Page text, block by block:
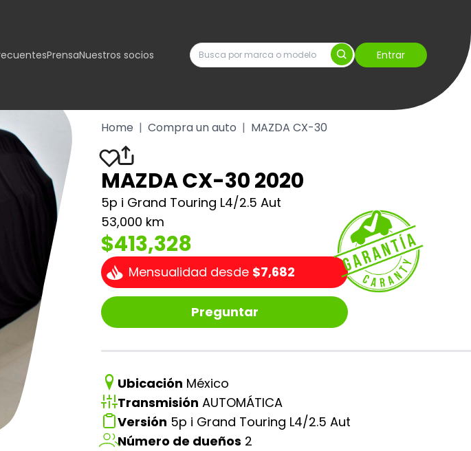
PrensaNuestros socios Entrar
Home | Compra un auto | MAZDA CX-30
MAZDA CX-30 2020
5p i Grand Touring L4/2.5 Aut
53,000 km
$413,328
Mensualidad desde $7,682
Preguntar
Ubicación México
Transmisión AUTOMÁTICA
Versión 5p i Grand Touring L4/2.5 Aut
Número de dueños 2